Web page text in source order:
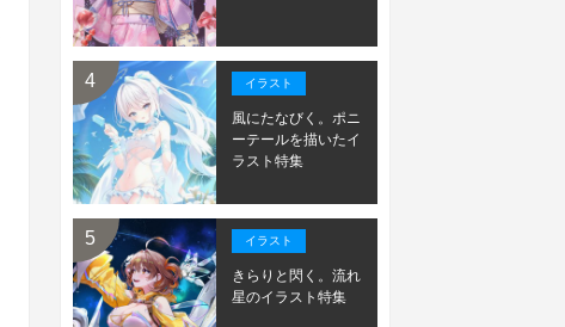
イラスト
風にたなびく。ポニ
ーテールを描いたイ
ラスト特集
イラスト
きらりと閃く。流れ
星のイラスト特集